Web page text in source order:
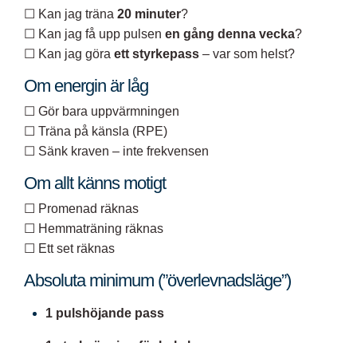
☐ Kan jag träna 20 minuter?
☐ Kan jag få upp pulsen en gång denna vecka?
☐ Kan jag göra ett styrkepass – var som helst?
Om energin är låg
☐ Gör bara uppvärmningen
☐ Träna på känsla (RPE)
☐ Sänk kraven – inte frekvensen
Om allt känns motigt
☐ Promenad räknas
☐ Hemmaträning räknas
☐ Ett set räknas
Absoluta minimum (”överlevnadsläge”)
1 pulshöjande pass